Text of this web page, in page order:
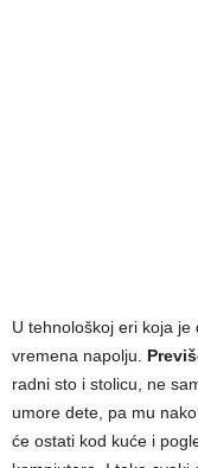
U tehnološkoj eri koja
vremena napolju.
radni sto i stolicu, ne
umore dete, pa mu
će ostati kod kuće i